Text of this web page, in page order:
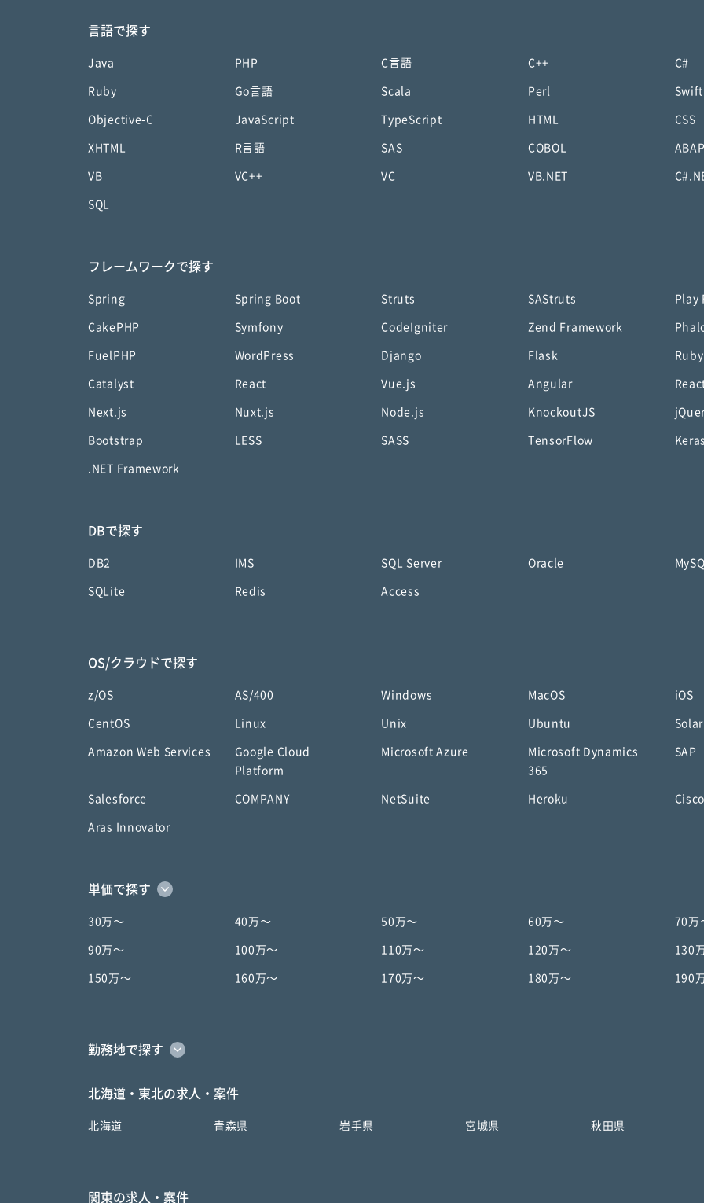
言語で探す
Java PHP C言語 C++ C#
Ruby Go言語 Scala Perl Swift
Objective-C JavaScript TypeScript HTML CSS
XHTML R言語 SAS COBOL ABAP
VB VC++ VC VB.NET
SQL
フレームワークで探す
Spring Spring Boot Struts SAStruts Play
CakePHP Symfony CodeIgniter Zend Framework
FuelPHP WordPress Django Flask
Catalyst React Vue.js Angular
Next.js Nuxt.js Node.js KnockoutJS
Bootstrap LESS SASS TensorFlow Keras
.NET Framework
DBで探す
DB2 IMS SQL Server Oracle
SQLite Redis Access
OS/クラウドで探す
z/OS AS/400 Windows MacOS iOS
CentOS Linux Unix Ubuntu
Amazon Web Services
Google Cloud
Platform
Microsoft Azure
Microsoft Dynamics
365
SAP
Salesforce COMPANY NetSuite Heroku Cisco
Aras Innovator
単価で探す
30万〜 40万〜 50万〜 60万〜 70万
90万〜 100万〜 110万〜 120万〜 130
150万〜 160万〜 170万〜 180万〜 190
勤務地で探す
北海道・東北の求人・案件
北海道 青森県 岩手県 宮城県 秋田県
関東の求人・案件